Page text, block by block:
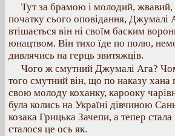
Тут за брамою і молодий,
початку сього оповідання, Джумалі
втішається він ні своїм баским
юнацтвом. Він тихо їде по полю,
дивлячись на герць звитяжців.
Чого ж смутний Джумалі Ага?
того смутний він, що по наказу хана
свою молоду коханку, карооку
була колись на Україні дівчиною
козака Грицька Зачепи, а тепер
сталося це ось як.